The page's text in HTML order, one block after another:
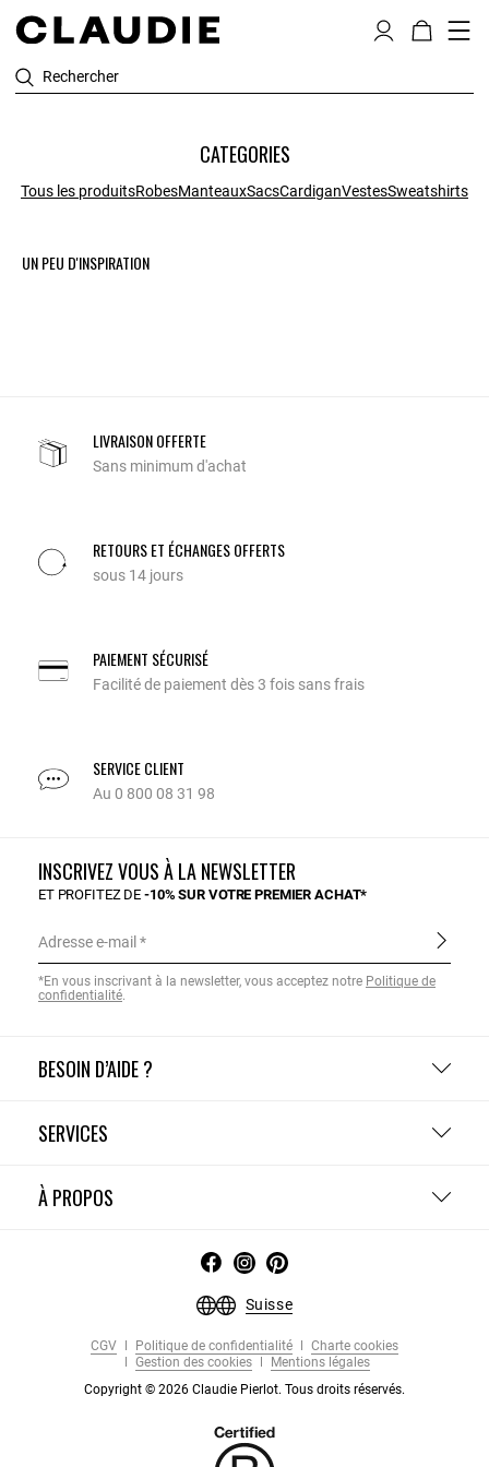
Rechercher
CATEGORIES
Tous les produitsRobesManteauxSacsCardiganVestesSweatshirts
UN PEU D'INSPIRATION
LIVRAISON OFFERTE
Sans minimum d'achat
RETOURS ET ÉCHANGES OFFERTS
sous 14 jours
PAIEMENT SÉCURISÉ
Facilité de paiement dès 3 fois sans frais
SERVICE CLIENT
Au 0 800 08 31 98
BESOIN D’AIDE ?
SERVICES
À PROPOS
INSCRIVEZ VOUS À LA NEWSLETTER
ET PROFITEZ DE-10% SUR VOTRE PREMIER ACHAT*
Adresse e-mail
*En vous inscrivant à la newsletter, vous acceptez notre Politique de
confidentialité.
Suisse
CGV Politique de confidentialité
Charte cookies
Gestion des cookies
Mentions légales
Copyright © 2026 Claudie Pierlot. Tous droits réservés.